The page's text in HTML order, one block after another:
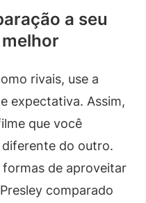
a seu
rivais, use a
expectativa. Assim,
que você
diferente do outro.
formas de aproveitar
comparado